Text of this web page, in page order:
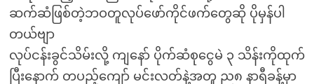
ဆက်ဆံဖြစ်တဲ့ဘဝတူလုပ်ဖော်ကိုင်ဖက်တွေဆို ပိုမှန်ပါ
တယ်ဗျာ
လုပ်ငန်းခွင်သိမ်းလို့ ကျနော် ပိုက်ဆံစုငွေမဲ ၃ သိန်းကိုထုက်
ပြီးနောက် တပည့်ကျော် မင်းလတ်နဲ့အတူ ည၈ နာရီခန့်မှာ